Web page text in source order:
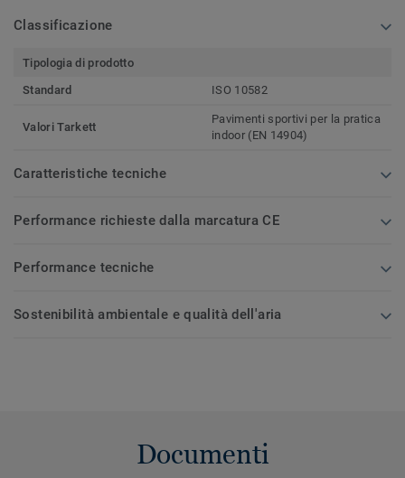
Classificazione
Tipologia di prodotto
Standard
ISO 10582
Valori Tarkett
Pavimenti sportivi per la pratica
indoor (EN 14904)
Caratteristiche tecniche
Performance richieste dalla marcatura CE
Performance tecniche
Sostenibilità ambientale e qualità dell'aria
Documenti